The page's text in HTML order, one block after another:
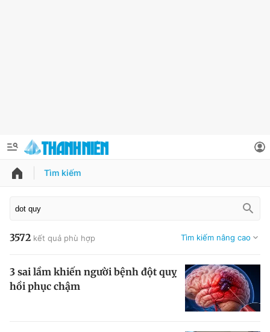
QUẢNG CÁO
Chuyên mục khác
Thông tin tài khoản
Đổi mật khẩu
Tin đã lưu
Tìm kiếm
3572 kết quả phù hợp Tìm kiếm nâng cao
3 sai lầm khiến người bệnh đột quỵ
hồi phục chậm